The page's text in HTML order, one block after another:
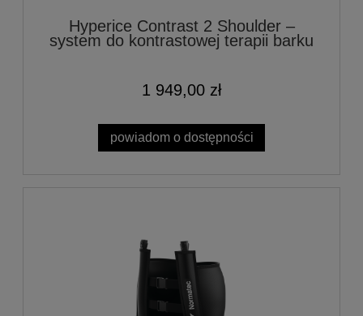
Hyperice Contrast 2 Shoulder –
system do kontrastowej terapii barku
1 949,00 zł
powiadom o dostępności